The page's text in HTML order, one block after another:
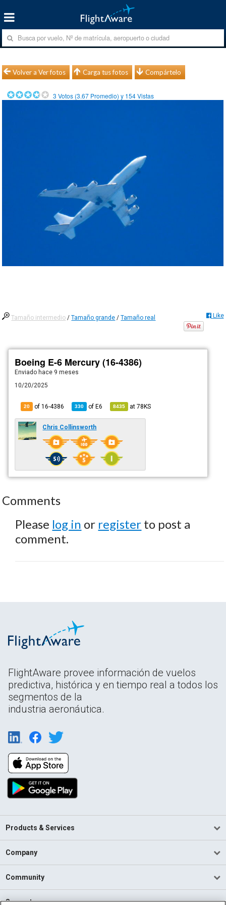
Volver a Ver fotos Carga tus fotos Compártelo
3 Votos (3.67 Promedio) y 154Vistas
Tamaño intermedio /Tamaño grande /Tamaño real Like
Boeing E-6 Mercury (16-4386)
Enviado hace 9 meses
10/20/2025
20 of 16-4386 330 ofE6 8435 at78KS
Chris Collinsworth
Comments
Please log in or register to post a
comment.
FlightAware provee información de vuelos
predictiva, histórica y en tiempo real a todos los
segmentos de la
industria aeronáutica.
Products & Services
Company
Community
Support